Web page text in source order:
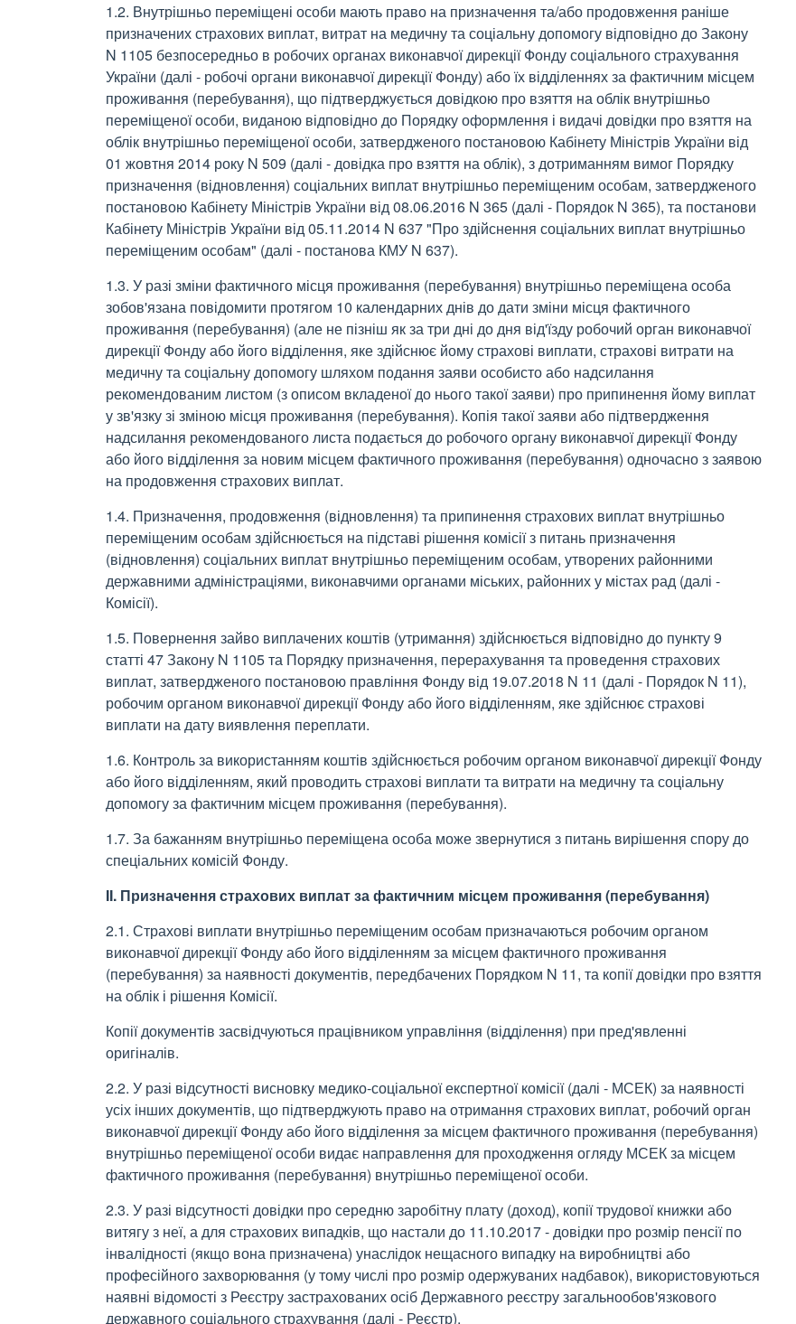
1.2. Внутрішньо переміщені особи мають право на призначення та/або продовження раніше
призначених страхових виплат, витрат на медичну та соціальну допомогу відповідно до Закону
N 1105 безпосередньо в робочих органах виконавчої дирекції Фонду соціального страхування
України (далі - робочі органи виконавчої дирекції Фонду) або їх відділеннях за фактичним місцем
проживання (перебування), що підтверджується довідкою про взяття на облік внутрішньо
переміщеної особи, виданою відповідно до Порядку оформлення і видачі довідки про взяття на
облік внутрішньо переміщеної особи, затвердженого постановою Кабінету Міністрів України від
01 жовтня 2014 року N 509 (далі - довідка про взяття на облік), з дотриманням вимог Порядку
призначення (відновлення) соціальних виплат внутрішньо переміщеним особам, затвердженого
постановою Кабінету Міністрів України від 08.06.2016 N 365 (далі - Порядок N 365), та постанови
Кабінету Міністрів України від 05.11.2014 N 637 "Про здійснення соціальних виплат внутрішньо
переміщеним особам" (далі - постанова КМУ N 637).
1.3. У разі зміни фактичного місця проживання (перебування) внутрішньо переміщена особа
зобов'язана повідомити протягом 10 календарних днів до дати зміни місця фактичного
проживання (перебування) (але не пізніш як за три дні до дня від'їзду робочий орган виконавчої
дирекції Фонду або його відділення, яке здійснює йому страхові виплати, страхові витрати на
медичну та соціальну допомогу шляхом подання заяви особисто або надсилання
рекомендованим листом (з описом вкладеної до нього такої заяви) про припинення йому виплат
у зв'язку зі зміною місця проживання (перебування). Копія такої заяви або підтвердження
надсилання рекомендованого листа подається до робочого органу виконавчої дирекції Фонду
або його відділення за новим місцем фактичного проживання (перебування) одночасно з заявою
на продовження страхових виплат.
1.4. Призначення, продовження (відновлення) та припинення страхових виплат внутрішньо
переміщеним особам здійснюється на підставі рішення комісії з питань призначення
(відновлення) соціальних виплат внутрішньо переміщеним особам, утворених районними
державними адміністраціями, виконавчими органами міських, районних у містах рад (далі -
Комісії).
1.5. Повернення зайво виплачених коштів (утримання) здійснюється відповідно до пункту 9
статті 47 Закону N 1105 та Порядку призначення, перерахування та проведення страхових
виплат, затвердженого постановою правління Фонду від 19.07.2018 N 11 (далі - Порядок N 11),
робочим органом виконавчої дирекції Фонду або його відділенням, яке здійснює страхові
виплати на дату виявлення переплати.
1.6. Контроль за використанням коштів здійснюється робочим органом виконавчої дирекції Фонду
або його відділенням, який проводить страхові виплати та витрати на медичну та соціальну
допомогу за фактичним місцем проживання (перебування).
1.7. За бажанням внутрішньо переміщена особа може звернутися з питань вирішення спору до
спеціальних комісій Фонду.
II. Призначення страхових виплат за фактичним місцем проживання (перебування)
2.1. Страхові виплати внутрішньо переміщеним особам призначаються робочим органом
виконавчої дирекції Фонду або його відділенням за місцем фактичного проживання
(перебування) за наявності документів, передбачених Порядком N 11, та копії довідки про взяття
на облік і рішення Комісії.
Копії документів засвідчуються працівником управління (відділення) при пред'явленні
оригіналів.
2.2. У разі відсутності висновку медико-соціальної експертної комісії (далі - МСЕК) за наявності
усіх інших документів, що підтверджують право на отримання страхових виплат, робочий орган
виконавчої дирекції Фонду або його відділення за місцем фактичного проживання (перебування)
внутрішньо переміщеної особи видає направлення для проходження огляду МСЕК за місцем
фактичного проживання (перебування) внутрішньо переміщеної особи.
2.3. У разі відсутності довідки про середню заробітну плату (доход), копії трудової книжки або
витягу з неї, а для страхових випадків, що настали до 11.10.2017 - довідки про розмір пенсії по
інвалідності (якщо вона призначена) унаслідок нещасного випадку на виробництві або
професійного захворювання (у тому числі про розмір одержуваних надбавок), використовуються
наявні відомості з Реєстру застрахованих осіб Державного реєстру загальнообов'язкового
державного соціального страхування (далі - Реєстр).